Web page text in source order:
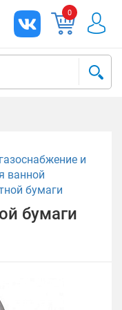
0
и
ванной
бумаги
бумаги